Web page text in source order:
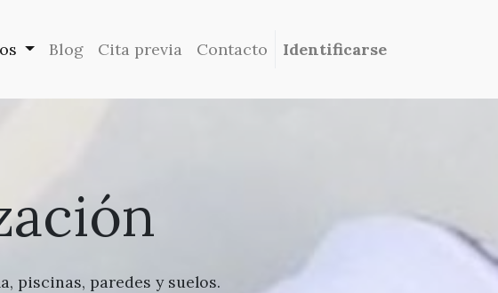
Blog Cita previa Contacto Identificarse
piscinas, paredes y suelos.